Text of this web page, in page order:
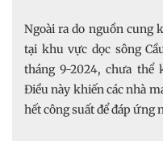
Ngoài ra do nguồn cung
tại khu vực dọc sông
tháng 9-2024, chưa thể
Điều này khiến các nhà
hết công suất để đáp ứng